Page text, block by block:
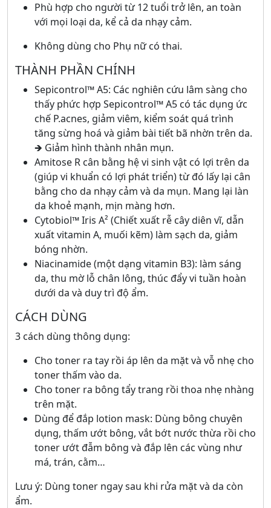
Phù hợp cho người từ 12 tuổi trở lên, an toàn
với mọi loại da, kể cả da nhạy cảm.
Không dùng cho Phụ nữ có thai.
THÀNH PHẦN CHÍNH
Sepicontrol™ A5: Các nghiên cứu lâm sàng cho
thấy phức hợp Sepicontrol™ A5 có tác dụng ức
chế P.acnes, giảm viêm, kiểm soát quá trình
tăng sừng hoá và giảm bài tiết bã nhờn trên da.
🡺 Giảm hình thành nhân mụn.
Amitose R cân bằng hệ vi sinh vật có lợi trên da
(giúp vi khuẩn có lợi phát triển) từ đó lấy lại cân
bằng cho da nhạy cảm và da mụn. Mang lại làn
da khoẻ mạnh, mịn màng hơn.
Cytobiol™ Iris A² (Chiết xuất rễ cây diên vĩ, dẫn
xuất vitamin A, muối kẽm) làm sạch da, giảm
bóng nhờn.
Niacinamide (một dạng vitamin B3): làm sáng
da, thu mờ lỗ chân lông, thúc đẩy vi tuần hoàn
dưới da và duy trì độ ẩm.
CÁCH DÙNG
3 cách dùng thông dụng:
Cho toner ra tay rồi áp lên da mặt và vỗ nhẹ cho
toner thấm vào da.
Cho toner ra bông tẩy trang rồi thoa nhẹ nhàng
trên mặt.
Dùng để đắp lotion mask: Dùng bông chuyên
dụng, thấm ướt bông, vắt bớt nước thừa rồi cho
toner ướt đẫm bông và đắp lên các vùng như
má, trán, cằm…
Lưu ý: Dùng toner ngay sau khi rửa mặt và da còn
ẩm.